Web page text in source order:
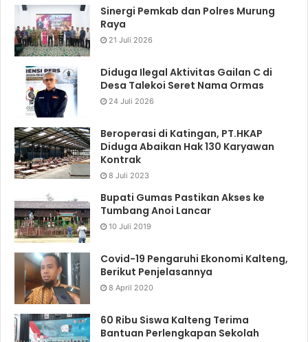
Sinergi Pemkab dan Polres Murung
Raya
21 Juli 2026
Diduga Ilegal Aktivitas Gailan C di
Desa Talekoi Seret Nama Ormas
24 Juli 2026
Beroperasi di Katingan, PT.HKAP
Diduga Abaikan Hak 130 Karyawan
Kontrak
8 Juli 2023
Bupati Gumas Pastikan Akses ke
Tumbang Anoi Lancar
10 Juli 2019
Covid-19 Pengaruhi Ekonomi Kalteng,
Berikut Penjelasannya
8 April 2020
60 Ribu Siswa Kalteng Terima
Bantuan Perlengkapan Sekolah